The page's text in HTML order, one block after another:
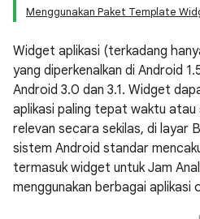
Menggunakan Paket Template
Widget aplikasi (terkadang
yang diperkenalkan di Android
Android 3.0 dan 3.1. Widget
aplikasi paling tepat waktu atau
relevan secara sekilas, di layar
sistem Android standar
termasuk widget untuk Jam
menggunakan berbagai aplikasi